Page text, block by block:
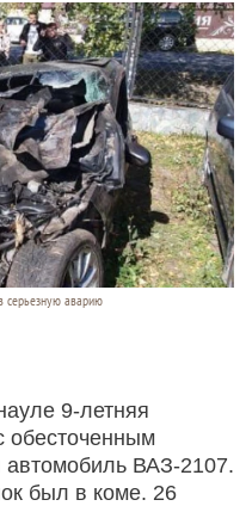
серьезную аварию
9-летняя
обесточенным
автомобиль ВАЗ-2107.
был в коме. 26